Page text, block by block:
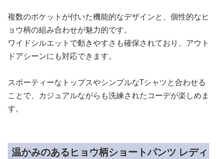
複数のポケットが付いた機能的なデザインと、個性的なヒ
ョウ柄の組み合わせが魅力的です。
ワイドシルエットで動きやすさも確保されており、アウト
ドアシーンにも対応できます。
スポーティーなトップスやシンプルなTシャツと合わせる
ことで、カジュアルながらも洗練されたコーデが楽しめま
す。
温かみのあるヒョウ柄ショートパンツ レディ